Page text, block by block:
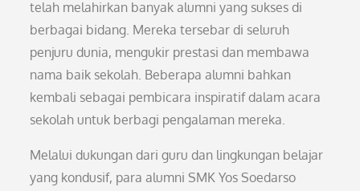
telah melahirkan banyak alumni yang sukses di
berbagai bidang. Mereka tersebar di seluruh
penjuru dunia, mengukir prestasi dan membawa
nama baik sekolah. Beberapa alumni bahkan
kembali sebagai pembicara inspiratif dalam acara
sekolah untuk berbagi pengalaman mereka.
Melalui dukungan dari guru dan lingkungan belajar
yang kondusif, para alumni SMK Yos Soedarso